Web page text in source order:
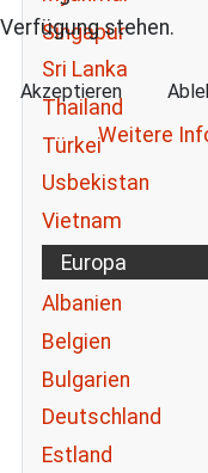
Singapur
Sri Lanka
Thailand
Türkei
Usbekistan
Vietnam
Europa
Albanien
Belgien
Bulgarien
Deutschland
Estland
Verfügung stehen.
Akzeptieren
Weitere